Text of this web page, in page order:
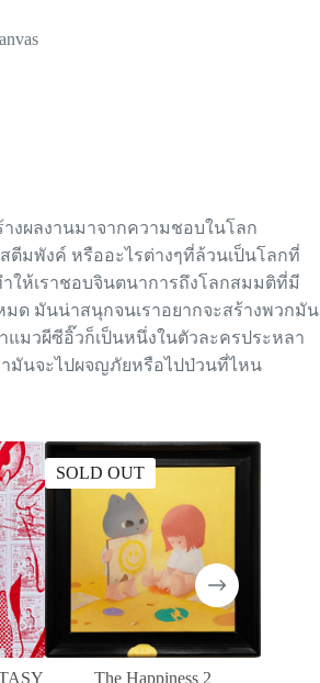
งผลงานมาจากความชอบในโลก
มพังค์ หรืออะไรต่างๆที่ล้วนเป็นโลกที่
ำให้เราชอบจินตนาการถึงโลกสมมติที่มี
มด มันน่าสนุกจนเราอยากจะสร้างพวกมัน
แมวผีซีอิ๊วก็เป็นหนึ่งในตัวละครประหลา
ามันจะไปผจญภัยหรือไปป่วนที่ไหน
SOLD OUT
The Happiness 2